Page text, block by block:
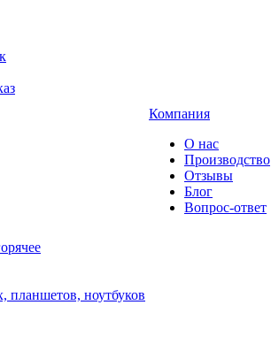
планшетов, ноутбуков
Компания
О нас
Производство
Отзывы
Блог
Вопрос-ответ